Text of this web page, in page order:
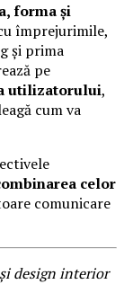
forma și
împrejurimile,
și prima
pe
utilizatorului,
cum va
celor
comunicare
design interior